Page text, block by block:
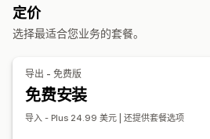
数据源管理
产品同步 预定同步 产品选择
定价
选择最适合您业务的套餐。
导出 - 免费版
免费安装
导入 - Plus 24.99 美元 | 还提供套餐选项